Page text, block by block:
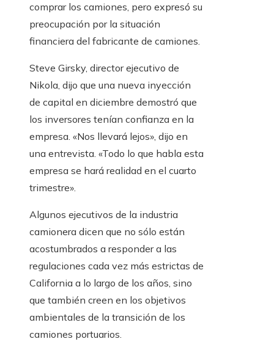
comprar los camiones, pero expresó su
preocupación por la situación
financiera del fabricante de camiones.
Steve Girsky, director ejecutivo de
Nikola, dijo que una nueva inyección
de capital en diciembre demostró que
los inversores tenían confianza en la
empresa. «Nos llevará lejos», dijo en
una entrevista. «Todo lo que habla esta
empresa se hará realidad en el cuarto
trimestre».
Algunos ejecutivos de la industria
camionera dicen que no sólo están
acostumbrados a responder a las
regulaciones cada vez más estrictas de
California a lo largo de los años, sino
que también creen en los objetivos
ambientales de la transición de los
camiones portuarios.